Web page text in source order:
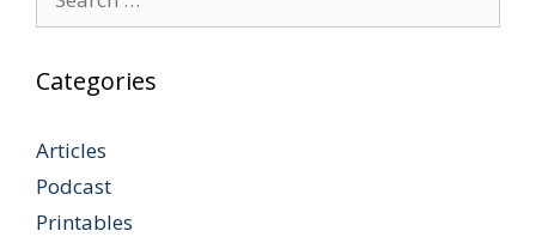
for:
Categories
Articles
Podcast
Printables